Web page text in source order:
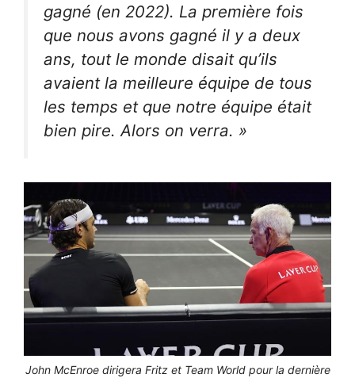
gagné (en 2022). La première fois
que nous avons gagné il y a deux
ans, tout le monde disait qu’ils
avaient la meilleure équipe de tous
les temps et que notre équipe était
bien pire. Alors on verra. »
John McEnroe dirigera Fritz et Team World pour la dernière